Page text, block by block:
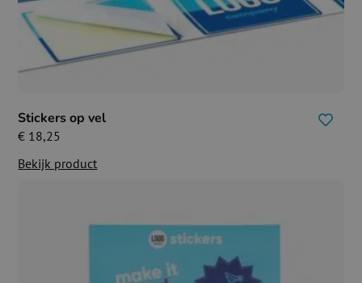
Stickers op vel
€ 18,25
Bekijk product